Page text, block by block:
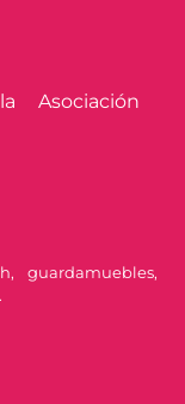
Asociación
guardamuebles,